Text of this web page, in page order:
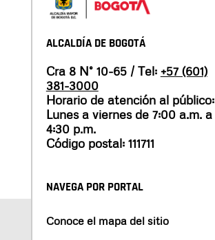
ALCALDÍA DE BOGOTÁ
Cra 8 N° 10-65 / Tel: +57 (601)
381-3000
Horario de atención al público:
Lunes a viernes de 7:00 a.m. a
4:30 p.m.
Código postal: 111711
NAVEGA POR PORTAL
Conoce el mapa del sitio